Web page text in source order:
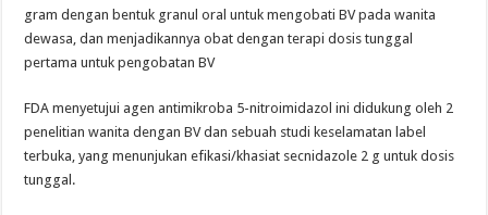
gram dengan bentuk granul oral untuk mengobati BV pada wanita
dewasa, dan menjadikannya obat dengan terapi dosis tunggal
pertama untuk pengobatan BV
FDA menyetujui agen antimikroba 5-nitroimidazol ini didukung oleh 2
penelitian wanita dengan BV dan sebuah studi keselamatan label
terbuka, yang menunjukan efikasi/khasiat secnidazole 2 g untuk dosis
tunggal.